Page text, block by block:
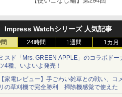
Impress Watchシリーズ 人気記事
24時間 1週間 1カ月
スド「Mrs. GREEN APPLE」のコラボドー
4種、いよいよ発売！
家電レビュー】手ごわい雑草との戦い、コ
の草刈機で完全勝利 掃除機感覚で使えた